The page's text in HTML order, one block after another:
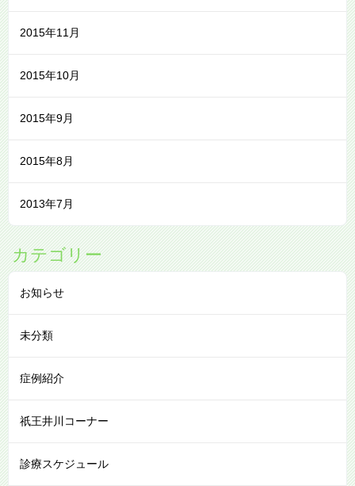
2015年11月
2015年10月
2015年9月
2015年8月
2013年7月
カテゴリー
お知らせ
未分類
症例紹介
祇王井川コーナー
診療スケジュール